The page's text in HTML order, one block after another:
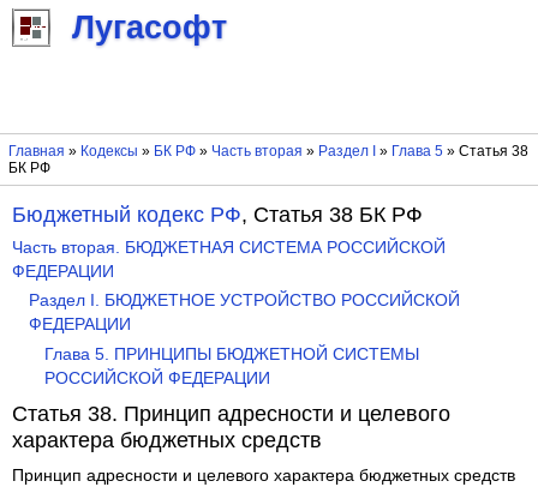
Лугасофт
Главная » Кодексы » БК РФ» Часть вторая » Раздел I » Глава 5» Статья 38
БК РФ
Бюджетный кодекс РФ, Статья 38 БК РФ
Часть вторая. БЮДЖЕТНАЯ СИСТЕМА РОССИЙСКОЙ
ФЕДЕРАЦИИ
Раздел I. БЮДЖЕТНОЕ УСТРОЙСТВО РОССИЙСКОЙ
ФЕДЕРАЦИИ
Глава 5. ПРИНЦИПЫ БЮДЖЕТНОЙ СИСТЕМЫ
РОССИЙСКОЙ ФЕДЕРАЦИИ
Статья 38. Принцип адресности и целевого
характера бюджетных средств
Принцип адресности и целевого характера бюджетных средств